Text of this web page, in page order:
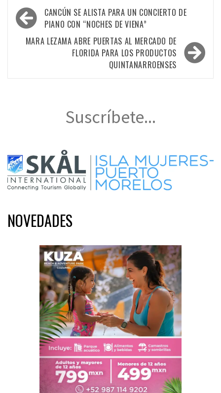
Navegación
de
entradas
CANCÚN SE ALISTA PARA UN CONCIERTO DE
PIANO CON “NOCHES DE VIENA”
MARA LEZAMA ABRE PUERTAS AL MERCADO DE
FLORIDA PARA LOS PRODUCTOS
QUINTANARROENSES
Suscríbete...
NOVEDADES